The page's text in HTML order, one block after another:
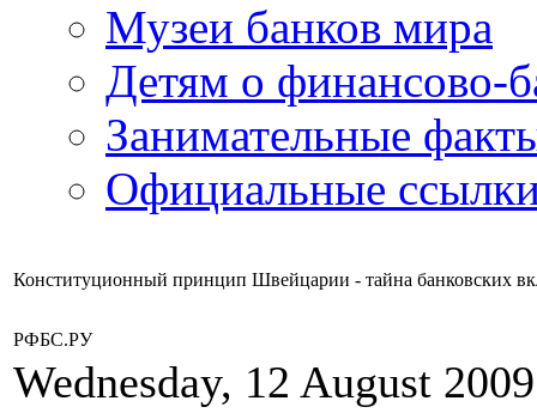
Музеи банков мира
Детям о финансово-
Занимательные
Официальные
Конституционный принцип Швейцарии - тайна банковских
РФБС.РУ
Wednesday, 12 August 2009